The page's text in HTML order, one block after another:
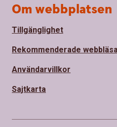
Om webbplatsen
Tillgänglighet
Rekommenderade
Användarvillkor
Sajtkarta